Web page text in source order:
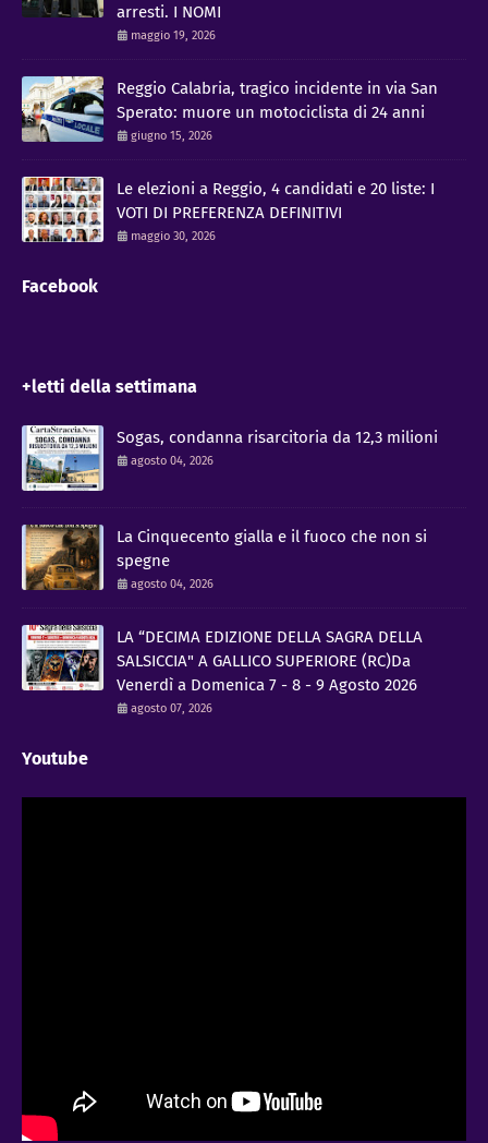
arresti. I NOMI
maggio 19, 2026
Reggio Calabria, tragico incidente in via San
Sperato: muore un motociclista di 24 anni
giugno 15, 2026
Le elezioni a Reggio, 4 candidati e 20 liste: I
VOTI DI PREFERENZA DEFINITIVI
maggio 30, 2026
Facebook
+letti della settimana
Sogas, condanna risarcitoria da 12,3 milioni
agosto 04, 2026
La Cinquecento gialla e il fuoco che non si
spegne
agosto 04, 2026
LA “DECIMA EDIZIONE DELLA SAGRA DELLA
SALSICCIA" A GALLICO SUPERIORE (RC)Da
Venerdì a Domenica 7 - 8 - 9 Agosto 2026
agosto 07, 2026
Youtube